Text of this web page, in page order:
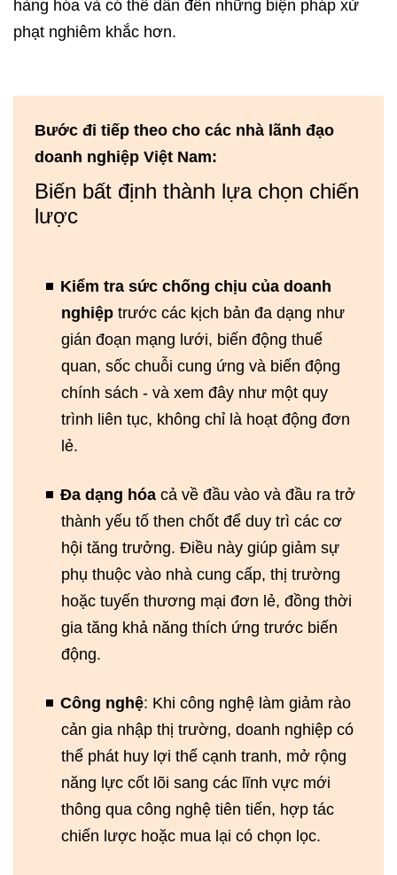
hàng hóa và có thể dẫn đến những biện pháp xử
phạt nghiêm khắc hơn.
Bước đi tiếp theo cho các nhà lãnh đạo
doanh nghiệp Việt Nam:
Biến bất định thành lựa chọn chiến
lược
Kiểm tra sức chống chịu của doanh
nghiệp trước các kịch bản đa dạng như
gián đoạn mạng lưới, biến động thuế
quan, sốc chuỗi cung ứng và biến động
chính sách - và xem đây như một quy
trình liên tục, không chỉ là hoạt động đơn
lẻ.
Đa dạng hóa cả về đầu vào và đầu ra trở
thành yếu tố then chốt để duy trì các cơ
hội tăng trưởng. Điều này giúp giảm sự
phụ thuộc vào nhà cung cấp, thị trường
hoặc tuyến thương mại đơn lẻ, đồng thời
gia tăng khả năng thích ứng trước biến
động.
Công nghệ: Khi công nghệ làm giảm rào
cản gia nhập thị trường, doanh nghiệp có
thể phát huy lợi thế cạnh tranh, mở rộng
năng lực cốt lõi sang các lĩnh vực mới
thông qua công nghệ tiên tiến, hợp tác
chiến lược hoặc mua lại có chọn lọc.